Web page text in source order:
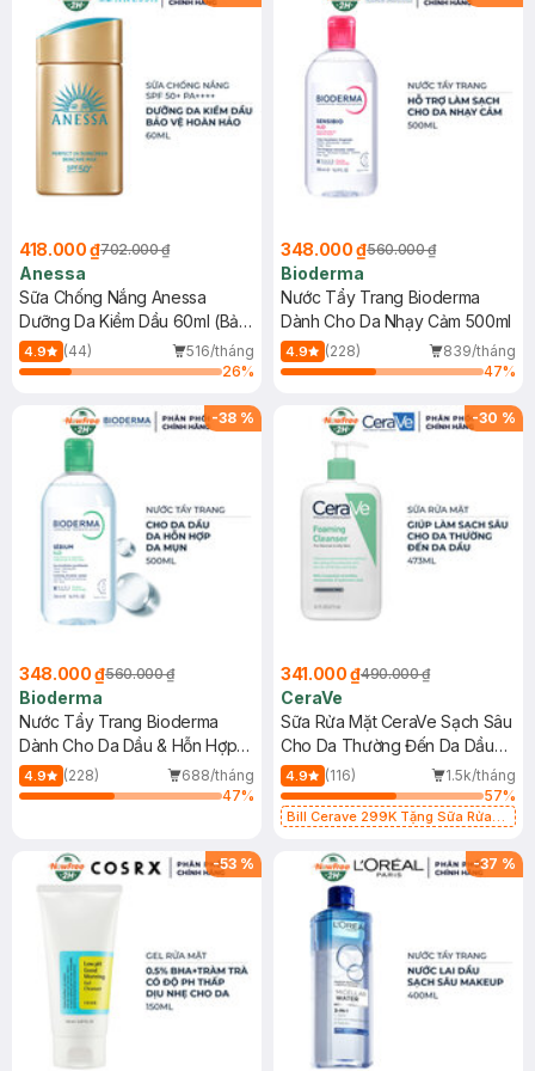
418.000 ₫702.000 ₫
Anessa
Sữa Chống Nắng Anessa
Dưỡng Da Kiềm Dầu 60ml (Bản
Mới)
4.9 (44)
516/tháng
26%
348.000 ₫560.000 ₫
Bioderma
Nước Tẩy Trang Bioderma
Dành Cho Da Nhạy Cảm 500ml
4.9 (228)
839/tháng
47%
-38 %
348.000 ₫560.000 ₫
Bioderma
Nước Tẩy Trang Bioderma
Dành Cho Da Dầu & Hỗn Hợp
500ml
4.9 (228)
688/tháng
47%
-30 %
341.000 ₫490.000 ₫
CeraVe
Sữa Rửa Mặt CeraVe Sạch Sâu
Cho Da Thường Đến Da Dầu
473ml
4.9 (116)
1.5k/tháng
57%
Bill Cerave 299K Tặng Sữa Rửa
-53 % -37 %